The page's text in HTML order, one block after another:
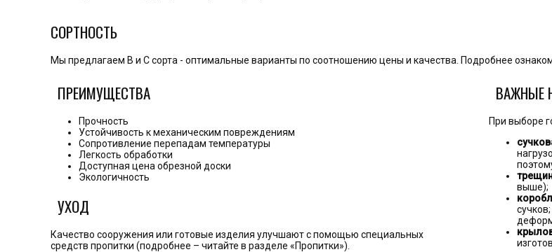
СОРТНОСТЬ
Мы предлагаем В и С сорта - оптимальные варианты по соотношению цены и качества. Подробнее
ПРЕИМУЩЕСТВА
Прочность
Устойчивость к механическим повреждениям
Сопротивление перепадам температуры
Легкость обработки
Доступная цена обрезной доски
Экологичность
УХОД
Качество сооружения или готовые изделия улучшают с помощью специальных
средств пропитки (подробнее – читайте в разделе «Пропитки»).
ВАЖНЫЕ
При выборе
выше);